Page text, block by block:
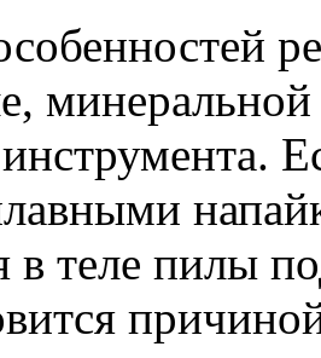
в теле пилы